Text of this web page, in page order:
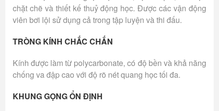
chặt chẽ và thiết kế thuỷ động học. Được các vận động
viên bơi lội sử dụng cả trong tập luyện và thi đấu.
TRÒNG KÍNH CHẮC CHẮN
Kính được làm từ polycarbonate, có độ bền và khả năng
chống va đập cao với độ rõ nét quang học tối đa.
KHUNG GỌNG ỔN ĐỊNH